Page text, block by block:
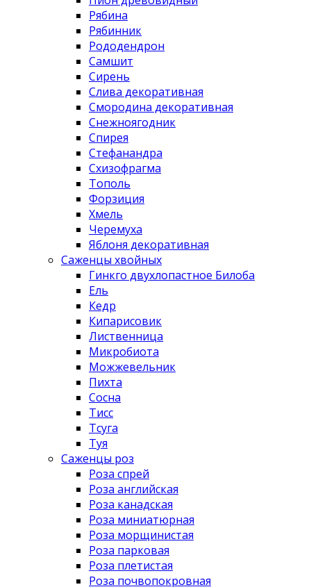
Рябина
Рябинник
Рододендрон
Самшит
Сирень
Слива декоративная
Смородина декоративная
Снежноягодник
Спирея
Стефанандра
Схизофрагма
Тополь
Форзиция
Хмель
Черемуха
Яблоня декоративная
Саженцы хвойных
Гинкго двухлопастное Билоба
Ель
Кедр
Кипарисовик
Лиственница
Микробиота
Можжевельник
Пихта
Сосна
Тисс
Тсуга
Туя
Саженцы роз
Роза спрей
Роза английская
Роза канадская
Роза миниатюрная
Роза морщинистая
Роза парковая
Роза плетистая
Роза почвопокровная